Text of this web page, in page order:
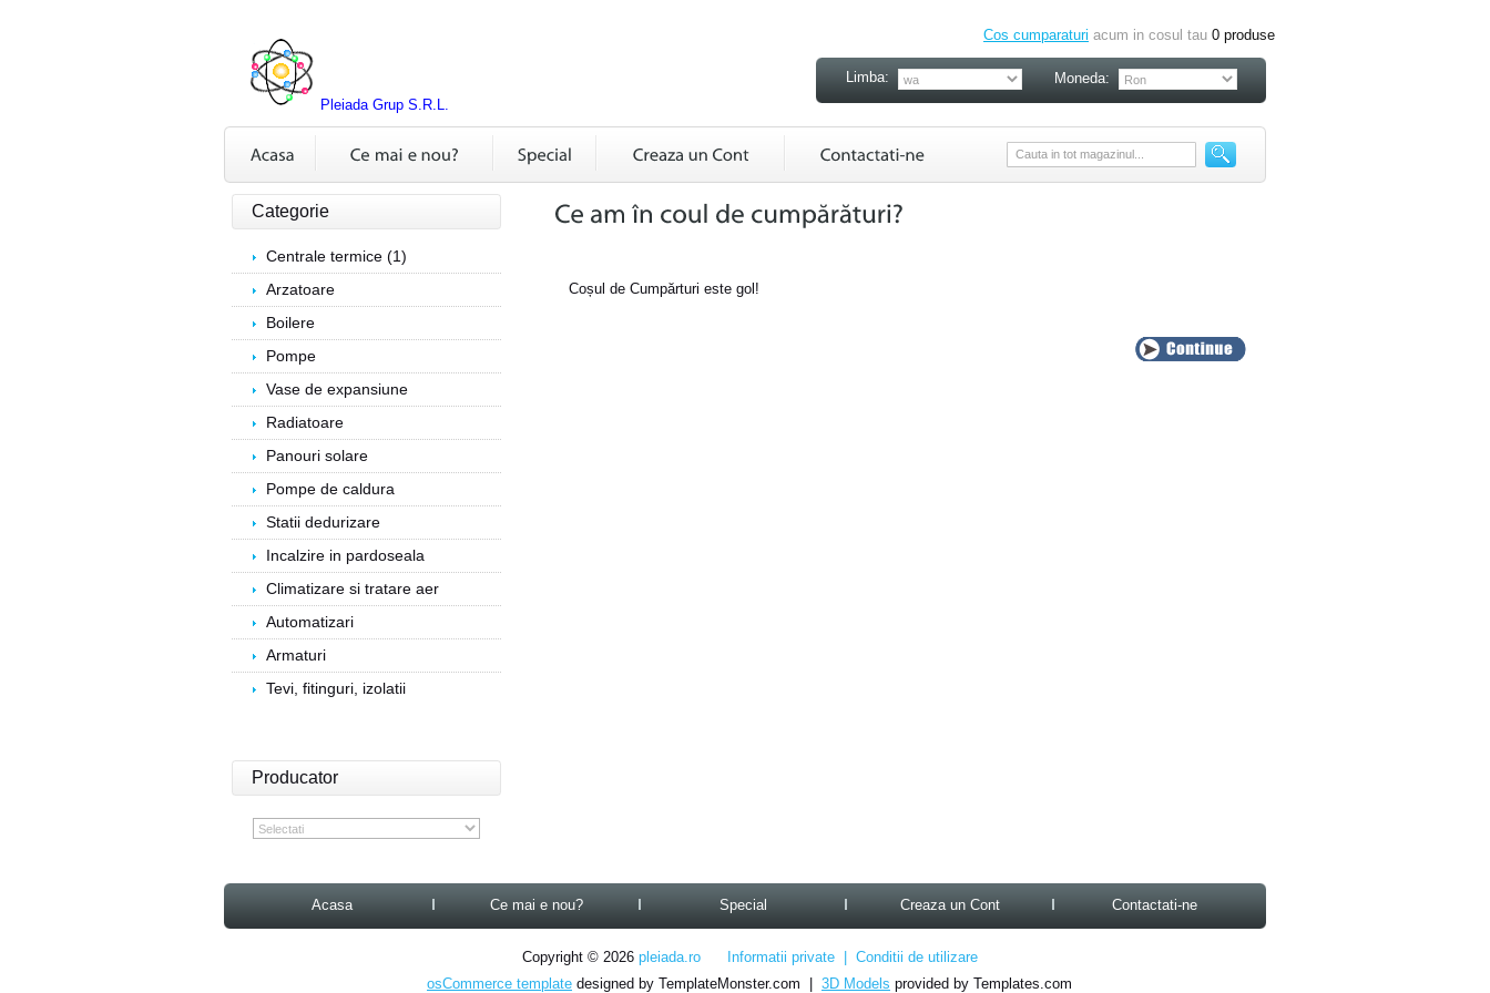
Pleiada Grup S.R.L.
Cos cumparaturi acum in cosul tau 0 produse
Limba: Moneda:
Categorie
Centrale termice (1)
Arzatoare
Boilere
Pompe
Vase de expansiune
Radiatoare
Panouri solare
Pompe de caldura
Statii dedurizare
Incalzire in pardoseala
Climatizare si tratare aer
Automatizari
Armaturi
Tevi, fitinguri, izolatii
Producator
Coșul de Cumpărturi este gol!
Acasa Ce mai e nou? Special Creaza un Cont Contactati-ne
Copyright © 2026 pleiada.ro Informatii private| Conditii de utilizare
osCommerce template designed by TemplateMonster.com | 3D Models provided by Templates.com